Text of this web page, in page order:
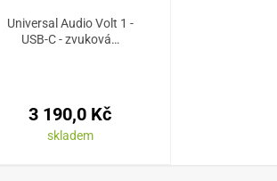
Universal Audio Volt 1 -
USB-C - zvuková…
3 190,0 Kč
skladem